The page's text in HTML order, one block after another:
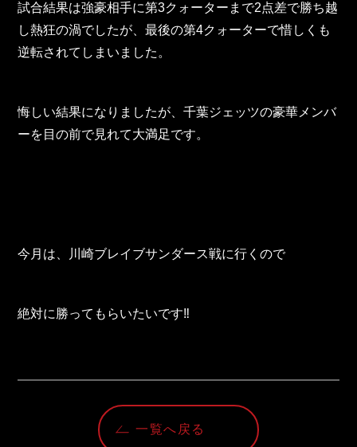
試合結果は強豪相手に第3クォーターまで2点差で勝ち越
し熱狂の渦でしたが、最後の第4クォーターで惜しくも
逆転されてしまいました。
悔しい結果になりましたが、千葉ジェッツの豪華メンバ
ーを目の前で見れて大満足です。
今月は、川崎ブレイブサンダース戦に行くので
絶対に勝ってもらいたいです‼︎
一覧へ戻る